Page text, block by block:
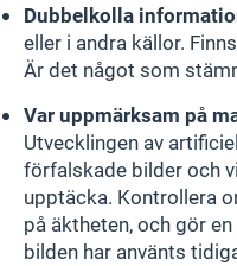
Dubbelkolla
eller i andra källor.
Är det något som
Var uppmärksam på
Utvecklingen av
förfalskade bilder och
upptäcka. Kontrollera
på äktheten, och gör
bilden har använts